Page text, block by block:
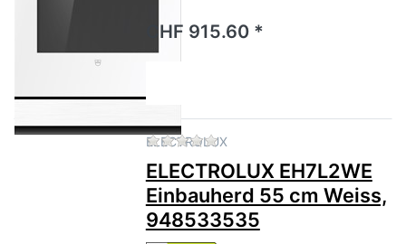
CHF 915.60 *
ELECTROLUXZu diesem Produkt liegen
ELECTROLUX EH7L2WE
Einbauherd 55 cm Weiss,
948533535